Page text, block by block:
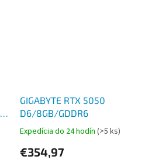
GIGABYTE RTX 5050
D6/8GB/GDDR6
Expedícia do 24 hodín (>5 ks)
€354,97